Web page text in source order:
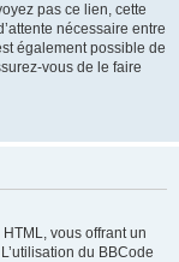
pas ce lien, cette
nécessaire entre
également possible de
vous de le faire
vous offrant un
du BBCode